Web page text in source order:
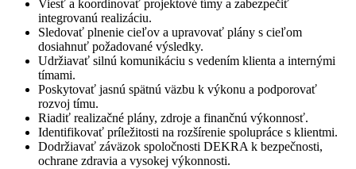
Viesť a koordinovať projektové tímy a zabezpečiť
integrovanú realizáciu.
Sledovať plnenie cieľov a upravovať plány s cieľom
dosiahnuť požadované výsledky.
Udržiavať silnú komunikáciu s vedením klienta a internými
tímami.
Poskytovať jasnú spätnú väzbu k výkonu a podporovať
rozvoj tímu.
Riadiť realizačné plány, zdroje a finančnú výkonnosť.
Identifikovať príležitosti na rozšírenie spolupráce s klientmi.
Dodržiavať záväzok spoločnosti DEKRA k bezpečnosti,
ochrane zdravia a vysokej výkonnosti.